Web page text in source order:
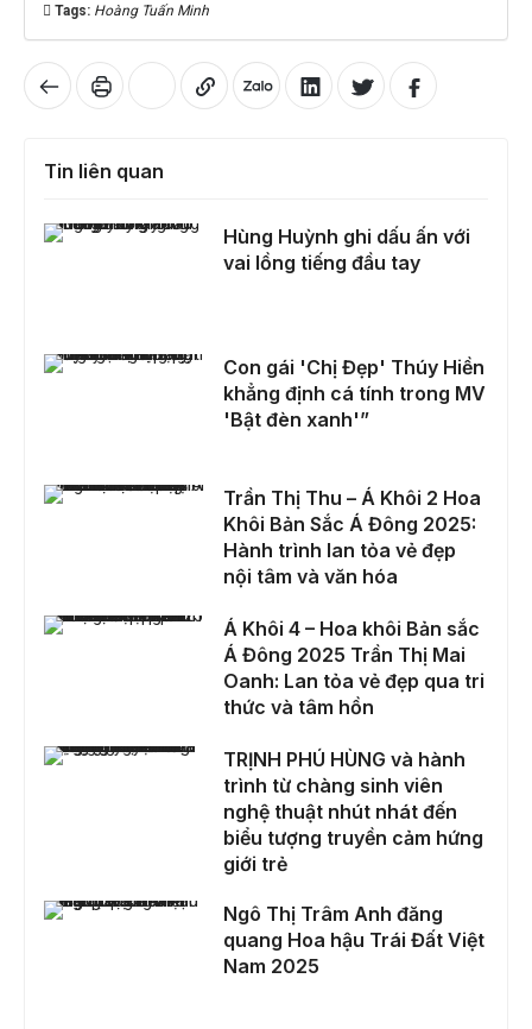
Tags: Hoàng Tuấn Minh
Tin liên quan
Hùng Huỳnh ghi dấu ấn với vai lồng tiếng đầu tay
Hùng Huỳnh ghi dấu ấn với
vai lồng tiếng đầu tay
Con gái 'Chị Đẹp' Thúy Hiền khẳng định cá tính trong MV 'Bật đèn xanh'”
Con gái 'Chị Đẹp' Thúy Hiền
khẳng định cá tính trong MV
'Bật đèn xanh'”
Trần Thị Thu – Á Khôi 2 Hoa Khôi Bản Sắc Á Đông 2025: Hành trình lan tỏa vẻ đẹp nội tâm và văn hóa
Trần Thị Thu – Á Khôi 2 Hoa
Khôi Bản Sắc Á Đông 2025:
Hành trình lan tỏa vẻ đẹp
nội tâm và văn hóa
Á Khôi 4 – Hoa khôi Bản sắc Á Đông 2025 Trần Thị Mai Oanh: Lan tỏa vẻ đẹp qua tri thức và tâm hồn
Á Khôi 4 – Hoa khôi Bản sắc
Á Đông 2025 Trần Thị Mai
Oanh: Lan tỏa vẻ đẹp qua tri
thức và tâm hồn
TRỊNH PHÚ HÙNG và hành trình từ chàng sinh viên nghệ thuật nhút nhát đến biểu tượng truyền cảm hứng giới trẻ
TRỊNH PHÚ HÙNG và hành
trình từ chàng sinh viên
nghệ thuật nhút nhát đến
biểu tượng truyền cảm hứng
giới trẻ
Ngô Thị Trâm Anh đăng quang Hoa hậu Trái Đất Việt Nam 2025
Ngô Thị Trâm Anh đăng
quang Hoa hậu Trái Đất Việt
Nam 2025